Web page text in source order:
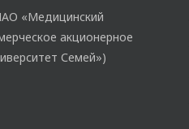
«Медицинский
акционерное
Семей»)